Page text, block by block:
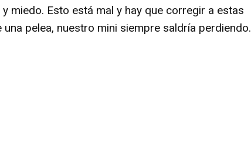
miedo. Esto está mal y hay que corregir a estas
pelea, nuestro mini siempre saldría perdiendo.